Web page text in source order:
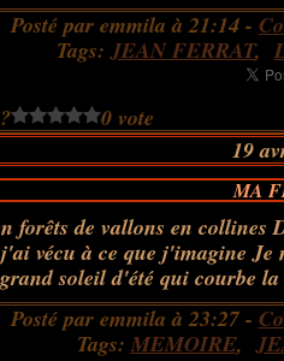
Posté par emmila à 21:14 -
Tags:JEAN FERRAT,
0 vote
19
MA
forêts de vallons en collines
vécu à ce que j'imagine
soleil d'été qui courbe la
Posté par emmila à 23:27 -
Tags: MEMOIRE,